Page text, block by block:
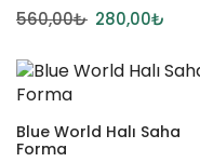
560,00₺ 280,00₺
Blue World Halı Saha
Forma